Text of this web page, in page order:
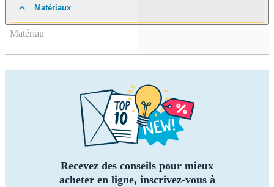
Matériaux
Matériau
Recevez des conseils pour mieux
acheter en ligne, inscrivez-vous à